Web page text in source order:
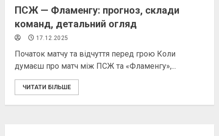
ПСЖ — Фламенгу: прогноз, склади
команд, детальний огляд
17.12.2025
Початок матчу та відчуття перед грою Коли
думаєш про матч між ПСЖ та «Фламенгу»,...
ЧИТАТИ БІЛЬШЕ